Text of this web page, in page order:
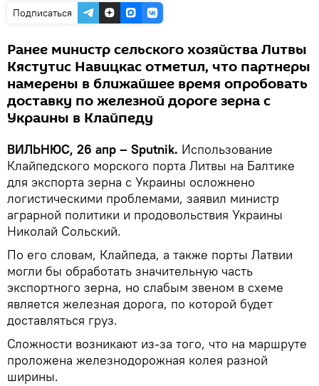
Подписаться
Ранее министр сельского хозяйства Литвы
Кястутис Навицкас отметил, что партнеры
намерены в ближайшее время опробовать
доставку по железной дороге зерна с
Украины в Клайпеду
ВИЛЬНЮС, 26 апр – Sputnik. Использование
Клайпедского морского порта Литвы на Балтике
для экспорта зерна с Украины осложнено
логистическими проблемами, заявил министр
аграрной политики и продовольствия Украины
Николай Сольский.
По его словам, Клайпеда, а также порты Латвии
могли бы обработать значительную часть
экспортного зерна, но слабым звеном в схеме
является железная дорога, по которой будет
доставляться груз.
Сложности возникают из-за того, что на маршруте
проложена железнодорожная колея разной
ширины.